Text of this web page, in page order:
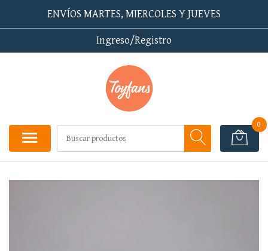
ENVÍOS MARTES, MIERCOLES Y JUEVES
Ingreso/Registro
0